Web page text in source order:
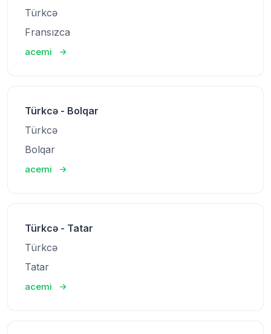
Türkcə
Fransızca
acemi
Türkcə - Bolqar
Türkcə
Bolqar
acemi
Türkcə - Tatar
Türkcə
Tatar
acemi